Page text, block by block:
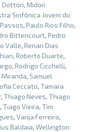
Dottori, Midori
Sinfônica Jovem do
, Paulo Rios Filho,
Bittencourt, Pedro
Valle, Renan Dias
, Roberto Duarte,
, Rodrigo Cicchelli,
Miranda, Samuel
Ceccato, Tamara
, Thiago Neves, Thiago
, Tiago Vieira, Tim
, Vanja Ferreira,
Baldaia, Wellington